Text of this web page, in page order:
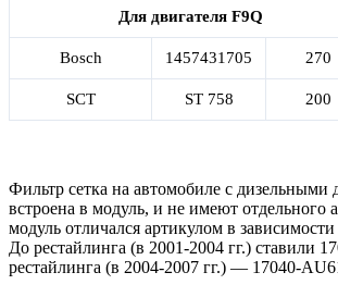
Для двигателя F9Q
Bosch 1457431705 270
SCT ST 758 200
Фильтр сетка на автомобиле с дизельными
встроена в модуль, и не имеют отдельного
модуль отличался артикулом в
До рестайлинга (в 2001-2004 гг.) ставили
рестайлинга (в 2004-2007 гг.) — 17040-